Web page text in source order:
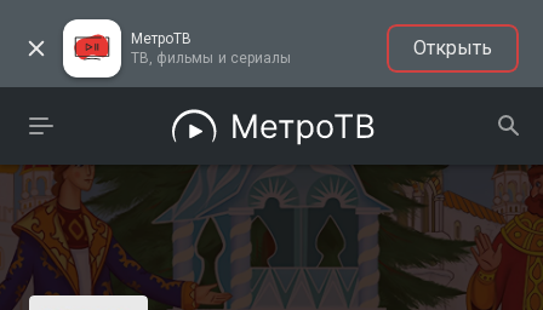
МетроТВ
ТВ, фильмы и сериалы
Открыть